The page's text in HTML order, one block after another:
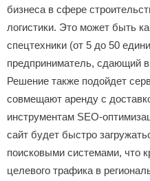
бизнеса в сфере
логистики. Это может быть
спецтехники (от 5 до 50
предприниматель, сдающий
Решение также подойдет
совмещают аренду с
инструментам SEO-
сайт будет быстро
поисковыми системами, что
целевого трафика в